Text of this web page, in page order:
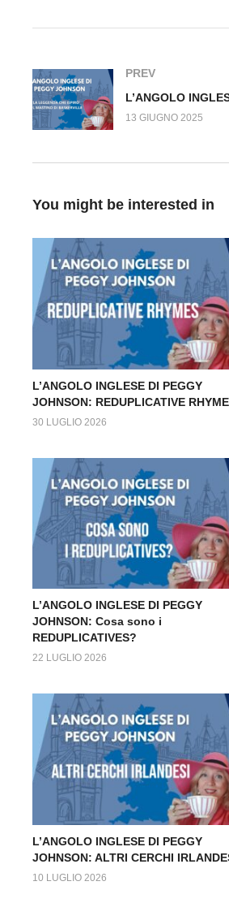
PREV
13 GIUGNO 2025
You might be interested in
L’ANGOLO INGLESE DI PEGGY
JOHNSON: REDUPLICATIVE
30 LUGLIO 2026
L’ANGOLO INGLESE DI PEGGY
JOHNSON: Cosa sono i
REDUPLICATIVES?
22 LUGLIO 2026
L’ANGOLO INGLESE DI PEGGY
JOHNSON: ALTRI CERCHI
10 LUGLIO 2026